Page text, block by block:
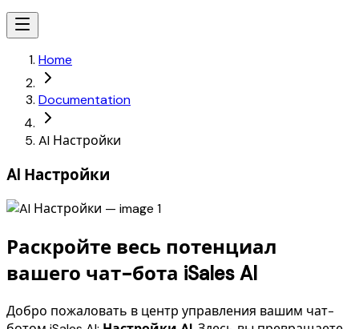
Home
Documentation
AI Настройки
AI Настройки
Раскройте весь потенциал
вашего чат-бота iSales AI
Добро пожаловать в центр управления вашим чат-